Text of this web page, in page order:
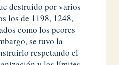
destruido por varios
los de 1198, 1248,
como los peores
se tuvo la
respetando el